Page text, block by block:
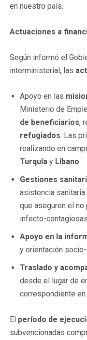
en nuestro país.
Actuaciones a
Según informó el
interministerial, las
Apoyo en las
Ministerio de
de beneficiarios,
refugiados. Las
realizando en
Turquía y Líbano.
Gestiones
asistencia
que aseguren el
infecto-
Apoyo en la
y orientación
Traslado y
desde el lugar de
correspondiente en
El período de
subvencionadas